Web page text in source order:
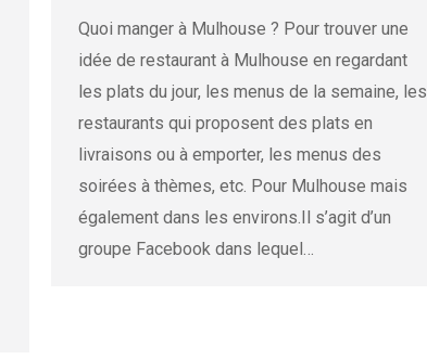
Quoi manger à Mulhouse ? Pour trouver une
idée de restaurant à Mulhouse en regardant
les plats du jour, les menus de la semaine, les
restaurants qui proposent des plats en
livraisons ou à emporter, les menus des
soirées à thèmes, etc. Pour Mulhouse mais
également dans les environs.Il s’agit d’un
groupe Facebook dans lequel…